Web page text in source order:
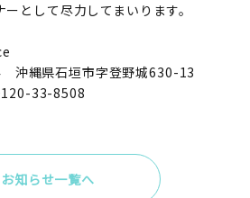
として尽力してまいります。
沖縄県石垣市字登野城630-13
33-8508
お知らせ一覧へ